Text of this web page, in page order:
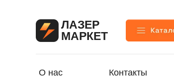
ЛАЗЕР
МАРКЕТ
Контакты
О нас